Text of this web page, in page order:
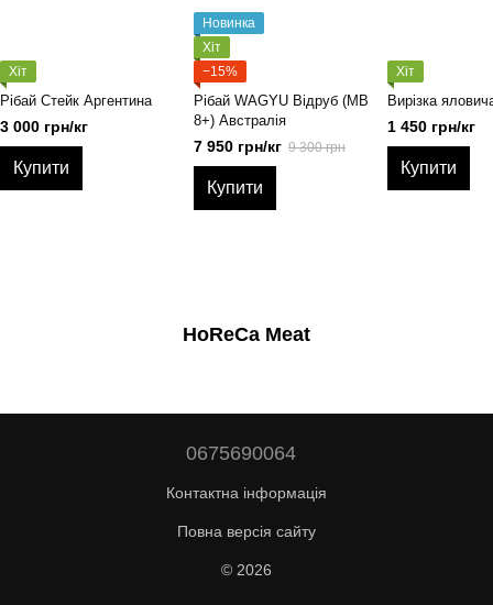
Хіт
Рібай Стейк Аргентина
3 000 грн/кг
Купити
Новинка
Хіт
−15%
Рібай WAGYU Відруб (MB
8+) Австралія
7 950 грн/кг 9 300 грн
Купити
Хіт
Вирізка
1 450 грн/кг
Купити
HoReCa Meat
0675690064
Контактна інформація
Повна версія сайту
© 2026